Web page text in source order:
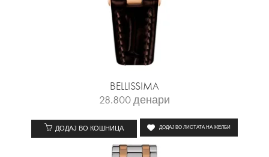
BELLISSIMA
28.800денари
ДОДАЈ ВО КОШНИЦА ДОДАЈ ВО ЛИСТАТА НА ЖЕЛБИ